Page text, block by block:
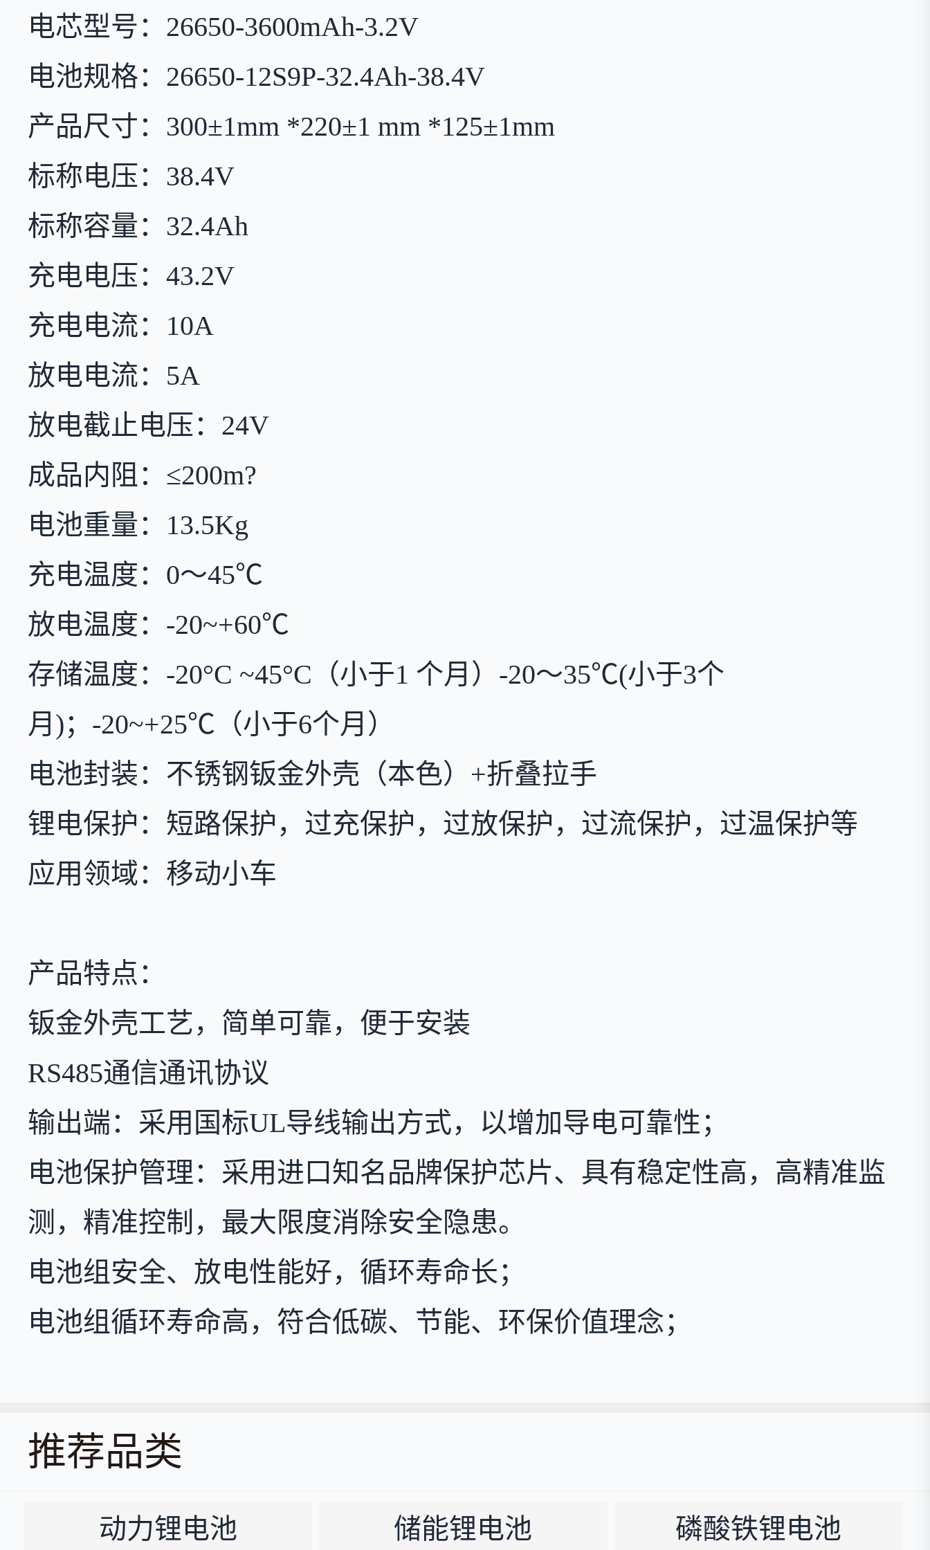
电芯型号：26650-3600mAh-3.2V
电池规格：26650-12S9P-32.4Ah-38.4V
产品尺寸：300±1mm *220±1 mm *125±1mm
标称电压：38.4V
标称容量：32.4Ah
充电电压：43.2V
充电电流：10A
放电电流：5A
放电截止电压：24V
成品内阻：≤200m?
电池重量：13.5Kg
充电温度：0～45℃
放电温度：-20~+60℃
存储温度：-20°C ~45°C（小于1 个月）-20～35℃(小于3个
月)；-20~+25℃（小于6个月）
电池封装：不锈钢钣金外壳（本色）+折叠拉手
锂电保护：短路保护，过充保护，过放保护，过流保护，过温保护等
应用领域：移动小车
产品特点：
钣金外壳工艺，简单可靠，便于安装
RS485通信通讯协议
输出端：采用国标UL导线输出方式，以增加导电可靠性；
电池保护管理：采用进口知名品牌保护芯片、具有稳定性高，高精准监
测，精准控制，最大限度消除安全隐患。
电池组安全、放电性能好，循环寿命长；
电池组循环寿命高，符合低碳、节能、环保价值理念；
推荐品类
动力锂电池 储能锂电池 磷酸铁锂电池